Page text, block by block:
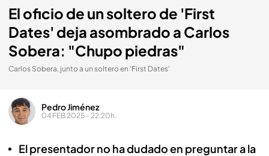
El oficio de un soltero de 'First
Dates' deja asombrado a Carlos
Sobera: "Chupo piedras"
Carlos Sobera, junto a un soltero en 'First Dates'
Pedro Jiménez
04 FEB 2025 - 22:20h.
El presentador no ha dudado en preguntar a la